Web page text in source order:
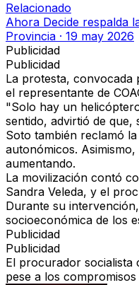
Relacionado
Ahora Decide respalda
Provincia · 19 may 2026
Publicidad
Publicidad
La protesta, convocada
el representante de
"Solo hay un
sentido, advirtió de
Soto también reclamó
autonómicos.
aumentando.
La movilización contó
Sandra Veleda, y el
Durante su
socioeconómica de los
Publicidad
Publicidad
El procurador socialista
pese a los